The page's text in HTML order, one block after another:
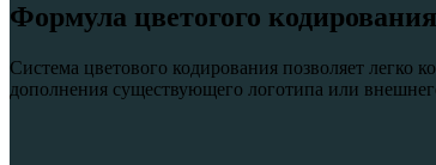
Формула цветогого кодирования
Система цветового кодирования позволяет легко
дополнения существующего логотипа или